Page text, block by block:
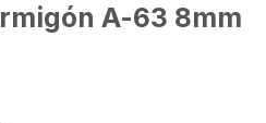
A-63 8mm